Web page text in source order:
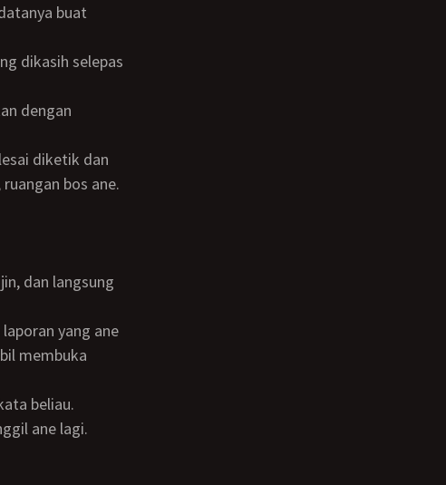
bos ane.
membuka
beliau.
ane lagi.